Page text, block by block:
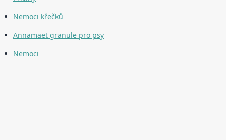
Nemoci křečků
Annamaet granule pro psy
Nemoci